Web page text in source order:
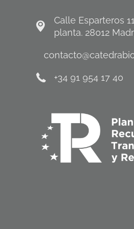
Calle Esparteros
planta. 28012
+34 91 954 17 40